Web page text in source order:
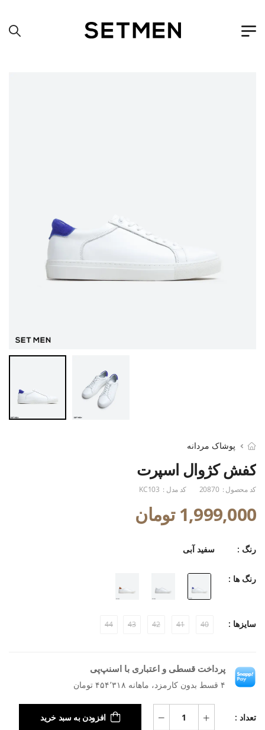
پوشاک مردانه
کفش کژوال اسپرت
کد محصول : 20870 کد مدل : KC103
1,999,000 تومان
رنگ : سفید آبی
رنگ ها :
سایزها : 40
41
42
43
44
پرداخت قسطی و اعتباری با اسنپ‌پی
۴ قسط بدون کارمزد، ماهانه ۴۵۴٬۳۱۸ تومان
تعداد : افزودن به سبد خرید